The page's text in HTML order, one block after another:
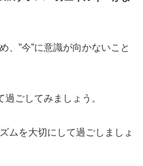
、”今”に意識が向かないこと
過ごしてみましょう。
ムを大切にして過ごしましょ